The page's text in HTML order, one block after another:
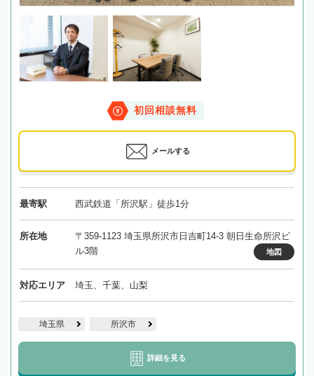
初回相談無料
メールする
最寄駅 西武鉄道「所沢駅」徒歩1分
所在地
〒359-1123 埼玉県所沢市日吉町14-3 朝日生命所沢ビ
ル3階
地図
対応エリア 埼玉、千葉、山梨
埼玉県 所沢市
詳細を見る